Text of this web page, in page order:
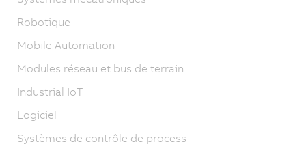
Robotique
Mobile Automation
Modules réseau et bus de terrain
Industrial IoT
Logiciel
Systèmes de contrôle de process